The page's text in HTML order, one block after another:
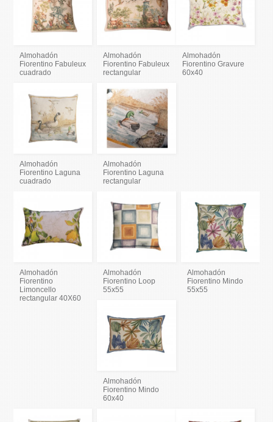
Almohadón
Fiorentino Fabuleux
cuadrado
Almohadón
Fiorentino Fabuleux
rectangular
Almohadón
Fiorentino Gravure
60x40
Almohadón
Fiorentino Laguna
cuadrado
Almohadón
Fiorentino Laguna
rectangular
Almohadón
Fiorentino
Limoncello
rectangular 40X60
Almohadón
Fiorentino Loop
55x55
Almohadón
Fiorentino Mindo
55x55
Almohadón
Fiorentino Mindo
60x40